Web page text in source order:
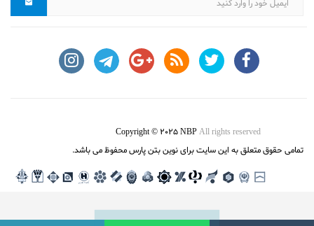
Copyright © 2025 NBPAll rights reserved
تمامی حقوق متعلق به این سایت برای نوین بتن پارس محفوظ می باشد.